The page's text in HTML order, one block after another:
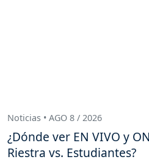
Noticias • AGO 8 / 2026
¿Dónde ver EN VIVO y
Riestra vs. Estudiantes?